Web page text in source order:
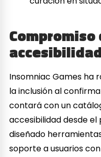
Compromiso
Insomniac Games ha
la inclusión al
contará con un
accesibilidad desde el
diseñado
soporte a usuarios